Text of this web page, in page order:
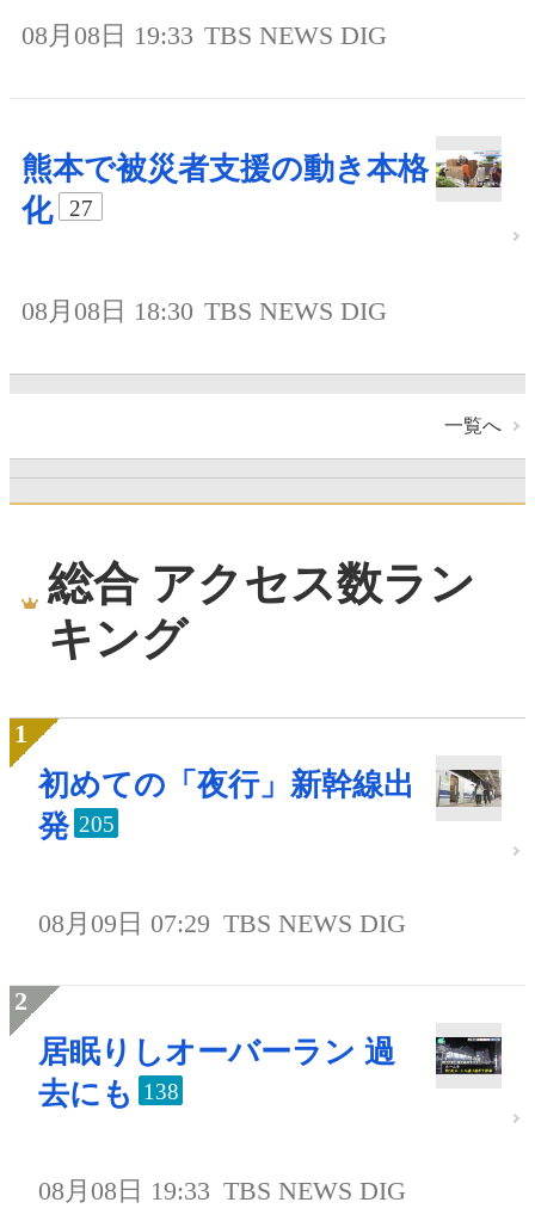
08月08日 19:33 TBS NEWS DIG
熊本で被災者支援の動き本格
化
27
08月08日 18:30 TBS NEWS DIG
一覧へ
総合 アクセス数ラン
キング
初めての「夜行」新幹線出
発 205
08月09日 07:29 TBS NEWS DIG
居眠りしオーバーラン 過
去にも
138
08月08日 19:33 TBS NEWS DIG